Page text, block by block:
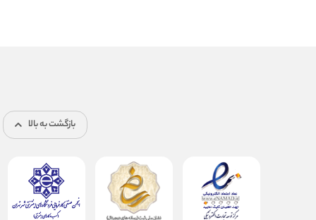
بازگشت به بالا